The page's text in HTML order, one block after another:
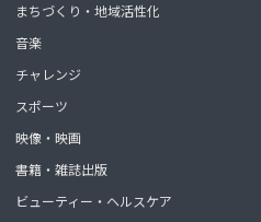
まちづくり・地域活性化
音楽
チャレンジ
スポーツ
映像・映画
書籍・雑誌出版
ビューティー・ヘルスケア